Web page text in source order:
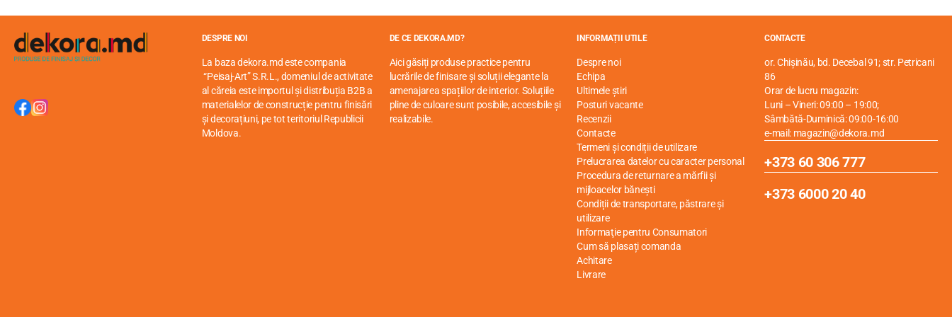
DESPRE NOI
La baza dekora.md este compania
“Peisaj-Art” S.R.L., domeniul de activitate
al căreia este importul și distribuția B2B a
materialelor de construcție pentru finisări
și decorațiuni, pe tot teritoriul Republicii
Moldova.
DE CE DEKORA.MD?
Aici găsiți produse practice pentru
lucrările de finisare și soluții elegante la
amenajarea spațiilor de interior. Soluțiile
pline de culoare sunt posibile, accesibile și
realizabile.
INFORMAȚII UTILE
Despre noi
Echipa
Ultimele știri
Posturi vacante
Recenzii
Contacte
Termeni și condiții de utilizare
Prelucrarea datelor cu caracter personal
Procedura de returnare a mărfii și
mijloacelor bănești
Condiții de transportare, păstrare și
utilizare
Informaţie pentru Consumatori
Cum să plasați comanda
Achitare
Livrare
CONTACTE
or. Chișinău, bd. Decebal 91; str. Petricani
86
Orar de lucru magazin:
Luni – Vineri: 09:00 – 19:00;
Sâmbătă-Duminică: 09:00-16:00
e-mail: magazin@dekora.md
+373 60 306 777
+373 6000 20 40